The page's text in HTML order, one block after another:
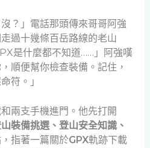
？」電話那頭傳來哥哥阿強
過十幾條百岳路線的老山
是什麼都不知道……」阿強嘆
順便幫你檢查裝備。記住，
符。」
兩支手機進門。他先打開
裝備挑選、登山安全知識、
指著一篇關於GPX軌跡下載